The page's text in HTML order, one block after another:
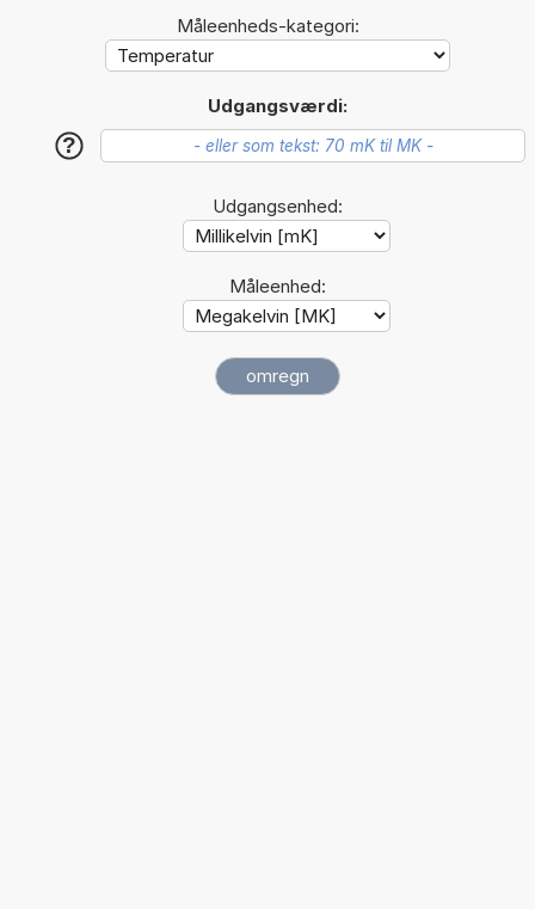
Måleenheds-kategori:
Udgangsværdi:
?
Udgangsenhed:
Måleenhed: